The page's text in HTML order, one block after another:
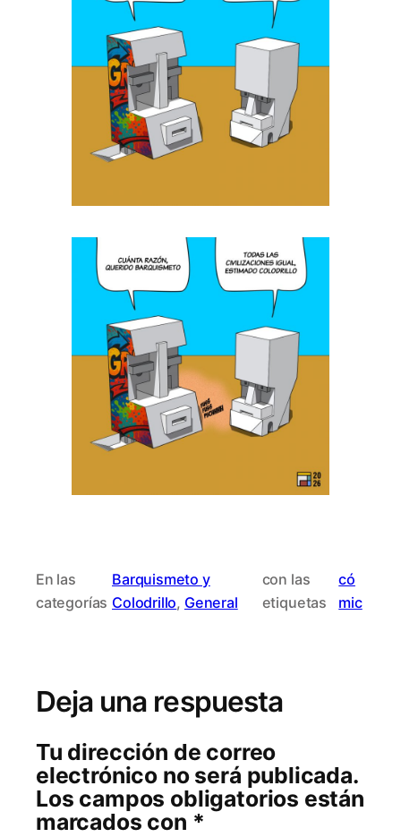
En las
categorías
Barquismeto y
Colodrillo, General
con las
etiquetas
có
mic
Deja una respuesta
Tu dirección de correo
electrónico no será publicada.
Los campos obligatorios están
marcados con *